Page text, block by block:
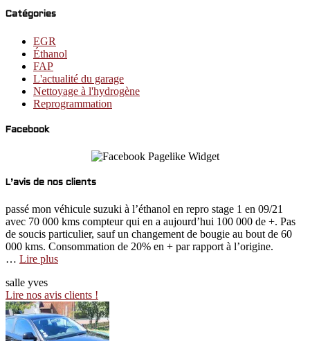
Catégories
EGR
Éthanol
FAP
L'actualité du garage
Nettoyage à l'hydrogène
Reprogrammation
Facebook
L’avis de nos clients
passé mon véhicule suzuki à l’éthanol en repro stage 1 en 09/21
avec 70 000 kms compteur qui en a aujourd’hui 100 000 de +. Pas
de soucis particulier, sauf un changement de bougie au bout de 60
000 kms. Consommation de 20% en + par rapport à l’origine.
… Lire plus“100000
salle yves
Lire nos avis clients !